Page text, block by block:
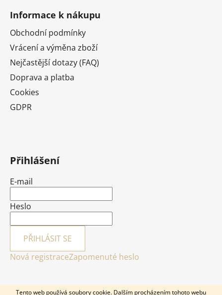
Tento web používá soubory cookie. Dalším procházením tohoto webu
Informace k nákupu
Obchodní podmínky
Vrácení a výměna zboží
Nejčastější dotazy (FAQ)
Doprava a platba
Cookies
GDPR
Přihlášení
E-mail
Heslo
PŘIHLÁSIT SE
Nová registraceZapomenuté heslo